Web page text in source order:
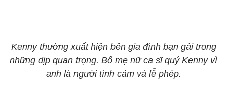
Kenny thường xuất hiện bên gia đình bạn gái trong
những dịp quan trọng. Bố mẹ nữ ca sĩ quý Kenny vì
anh là người tình cảm và lễ phép.​​​​​​​